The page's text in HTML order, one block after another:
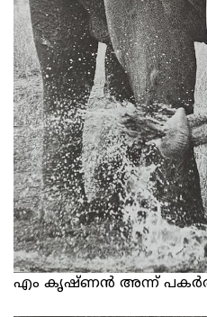
എം കൃഷ്ണന്‍ അന്ന്